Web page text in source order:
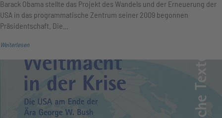
Barack Obama stellte das Projekt des Wandels und der Erneuerung der
USA in das programmatische Zentrum seiner 2009 begonnen
Präsidentschaft. Die…
Weiterlesen